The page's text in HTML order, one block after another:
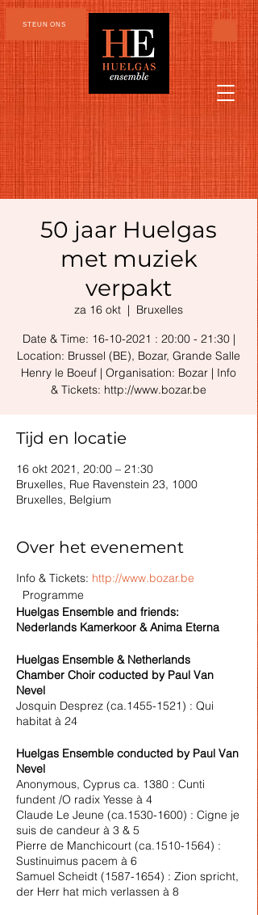
STEUN ONS
50 jaar Huelgas
met muziek
verpakt
za 16 okt
  |
Bruxelles
Date & Time: 16-10-2021 : 20:00 - 21:30 |
Location: Brussel (BE), Bozar, Grande Salle
Henry le Boeuf | Organisation: Bozar | Info
& Tickets: http://www.bozar.be
Tijd en locatie
16 okt 2021, 20:00 – 21:30
Bruxelles, Rue Ravenstein 23, 1000
Bruxelles, Belgium
Over het evenement
Info & Tickets: http://www.bozar.be
Programme
Huelgas Ensemble and friends:
Nederlands Kamerkoor & Anima Eterna
Huelgas Ensemble & Netherlands
Chamber Choir coducted by Paul Van
Nevel
Josquin Desprez (ca.1455-1521) : Qui
habitat à 24
Huelgas Ensemble conducted by Paul Van
Nevel
Anonymous, Cyprus ca. 1380 : Cunti
fundent /O radix Yesse à 4
Claude Le Jeune (ca.1530-1600) : Cigne je
suis de candeur à 3 & 5
Pierre de Manchicourt (ca.1510-1564) :
Sustinuimus pacem à 6
Samuel Scheidt (1587-1654) : Zion spricht,
der Herr hat mich verlassen à 8